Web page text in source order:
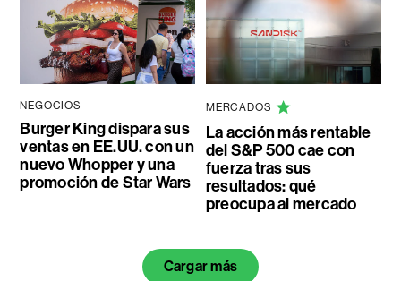
NEGOCIOS
Burger King dispara sus
ventas en EE.UU. con un
nuevo Whopper y una
promoción de Star Wars
MERCADOS
La acción más rentable
del S&P 500 cae con
fuerza tras sus
resultados: qué
preocupa al mercado
Cargar más